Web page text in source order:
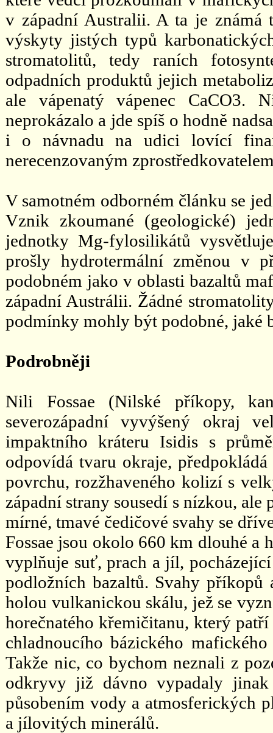
v západní Australii. A ta je známá
výskyty jistých typů
stromatolitů, tedy raních
odpadních produktů jejich
ale vápenatý vápenec CaCO3.
neprokázalo a jde spíš o hodně
i o návnadu na udici lovící
nerecenzovaným
V samotném odborném článku se
Vznik zkoumané (geologické)
jednotky Mg-fylosilikátů
prošly hydrotermální změnou v
podobném jako v oblasti bazaltů
západní Austrálii. Žádné
podmínky mohly být podobné, jaké
Podrobněji
Nili Fossae (Nilské příkopy,
severozápadní vyvýšený okraj
impaktního kráteru Isidis s
odpovídá tvaru okraje,
povrchu, rozžhaveného kolizí s
západní strany sousedí s nízkou,
mírné, tmavé čedičové svahy se
Fossae jsou okolo 660 km dlouhé a
vyplňuje suť, prach a jíl,
podložních bazaltů. Svahy
holou vulkanickou skálu, jež se
horečnatého křemičitanu, který
chladnoucího bázického
Takže nic, co bychom neznali z
odkryvy již dávno vypadaly
působením vody a atmosferických
a jílovitých minerálů.